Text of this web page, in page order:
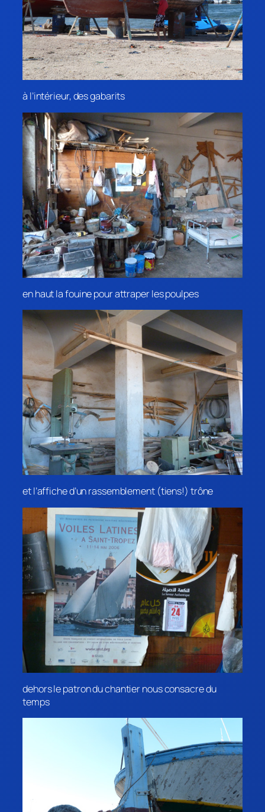
à l’intérieur, des gabarits
en haut la fouine pour attraper les poulpes
et l’affiche d’un rassemblement (tiens!) trône
dehors le patron du chantier nous consacre du
temps